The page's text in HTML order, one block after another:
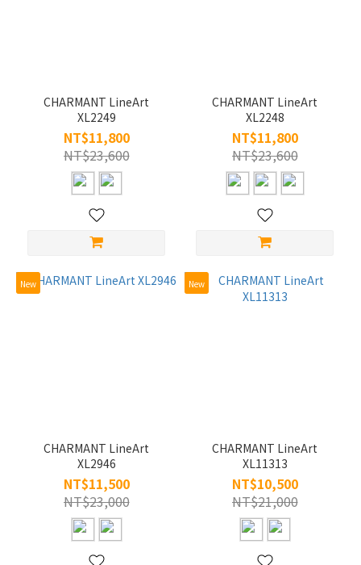
CHARMANT LineArt
XL2249
NT$11,800
NT$23,600
CHARMANT LineArt
XL2248
NT$11,800
NT$23,600
New
CHARMANT LineArt
XL2946
NT$11,500
NT$23,000
New
CHARMANT LineArt
XL11313
NT$10,500
NT$21,000